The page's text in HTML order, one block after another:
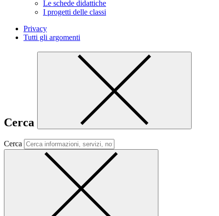
Le schede didattiche
I progetti delle classi
Privacy
Tutti gli argomenti
Cerca
Cerca